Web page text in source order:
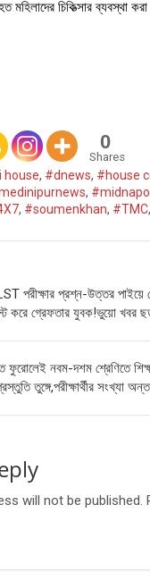
মহিলাদের চিকিত্সার ব্যবস্থা
0
Shares
house, #dnews, #house
,
, #soumenkhan, #TMC,
পরীক্ষার প্রশ্ন-উত্তর পাইয়ে
গ্রেফতার যুবক!ভুয়ো খবর
নবম-দশম শ্রেণিতে
তুঙ্গে,পরীক্ষার্থীর সংখ্যা
will not be published.